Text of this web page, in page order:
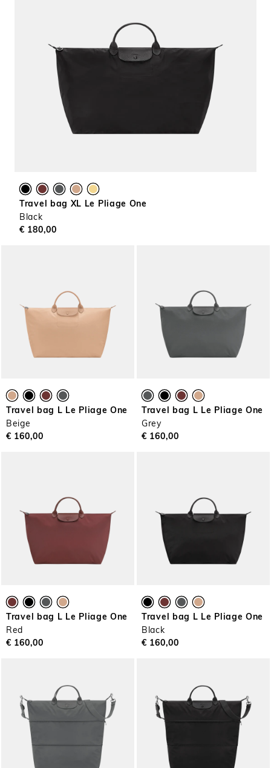
Travel bag XL Le Pliage One
Black
€ 180,00
Travel bag L Le Pliage One
Beige
€ 160,00
Travel bag L Le Pliage One
Grey
€ 160,00
Travel bag L Le Pliage One
Red
€ 160,00
Travel bag L Le Pliage One
Black
€ 160,00